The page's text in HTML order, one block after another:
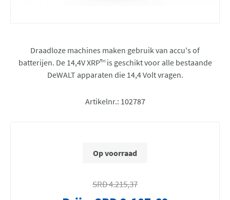
Draadloze machines maken gebruik van accu's of
batterijen. De 14,4V XRP™ is geschikt voor alle bestaande
DeWALT apparaten die 14,4 Volt vragen.
Artikelnr.: 102787
Op voorraad
SRD 4.215,37